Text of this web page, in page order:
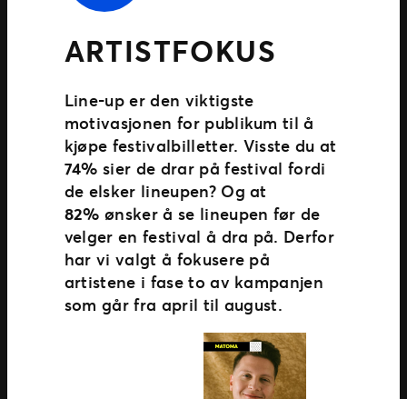
ARTISTFOKUS
Line-up er den viktigste
motivasjonen for publikum til å
kjøpe festivalbilletter. Visste du at
74% sier de drar på festival fordi
de elsker lineupen? Og at
82% ønsker å se lineupen før de
velger en festival å dra på. Derfor
har vi valgt å fokusere på
artistene i fase to av kampanjen
som går fra april til august.